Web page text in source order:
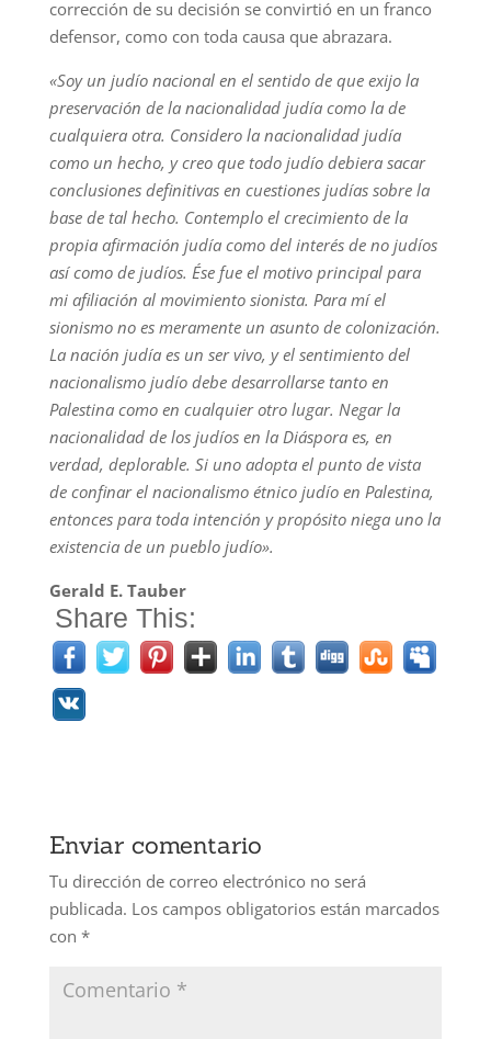
corrección de su decisión se convirtió en un franco
defensor, como con toda causa que abrazara.
«Soy un judío nacional en el sentido de que exijo la
preservación de la nacionalidad judía como la de
cualquiera otra. Considero la nacionalidad judía
como un hecho, y creo que todo judío debiera sacar
conclusiones definitivas en cuestiones judías sobre la
base de tal hecho. Contemplo el crecimiento de la
propia afirmación judía como del interés de no judíos
así como de judíos. Ése fue el motivo principal para
mi afiliación al movimiento sionista. Para mí el
sionismo no es meramente un asunto de colonización.
La nación judía es un ser vivo, y el sentimiento del
nacionalismo judío debe desarrollarse tanto en
Palestina como en cualquier otro lugar. Negar la
nacionalidad de los judíos en la Diáspora es, en
verdad, deplorable. Si uno adopta el punto de vista
de confinar el nacionalismo étnico judío en Palestina,
entonces para toda intención y propósito niega uno la
existencia de un pueblo judío».
Gerald E. Tauber
Share This:
Enviar comentario
Tu dirección de correo electrónico no será
publicada. Los campos obligatorios están marcados
con *